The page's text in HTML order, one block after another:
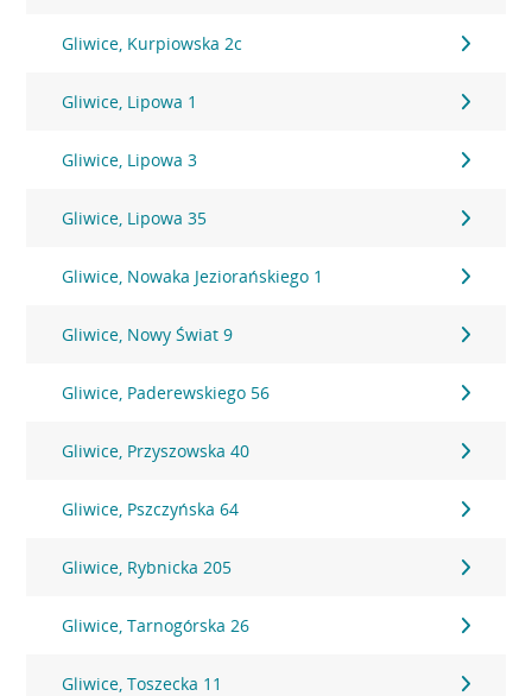
Gliwice, Kurpiowska 2c
Gliwice, Lipowa 1
Gliwice, Lipowa 3
Gliwice, Lipowa 35
Gliwice, Nowaka Jeziorańskiego 1
Gliwice, Nowy Świat 9
Gliwice, Paderewskiego 56
Gliwice, Przyszowska 40
Gliwice, Pszczyńska 64
Gliwice, Rybnicka 205
Gliwice, Tarnogórska 26
Gliwice, Toszecka 11